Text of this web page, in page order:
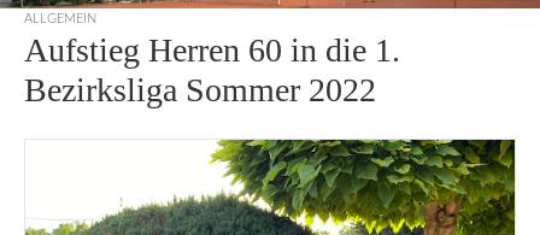
ALLGEMEIN
Aufstieg Herren 60 in die 1.
Bezirksliga Sommer 2022